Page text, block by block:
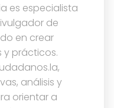
es especialista
de
en crear
y prácticos.
análisis y
orientar a